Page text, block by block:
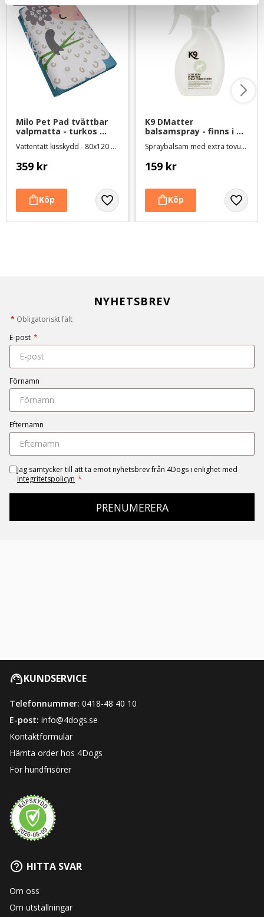
Milo Pet Pad tvättbar
valpmatta - turkos
Vattentätt kisskydd - 80x120 cm
359 kr
K9 DMatter
balsamspray - finns i
Spraybalsam med extra tovutredningseffekt
159 kr
NYHETSBREV
* Obligatoriskt fält
E-post *
Förnamn
Efternamn
Jag samtycker till att ta emot nyhetsbrev från 4Dogs i enlighet med
integritetspolicyn *
PRENUMERERA
KUNDSERVICE
Telefonnummer: 0418-48 40 10
E-post: info@4dogs.se
Kontaktformulär
Hämta order hos 4Dogs
För hundfrisörer
HITTA SVAR
Om oss
Om utställningar